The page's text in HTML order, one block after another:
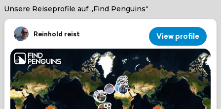
Unsere Reiseprofile auf „Find Penguins“